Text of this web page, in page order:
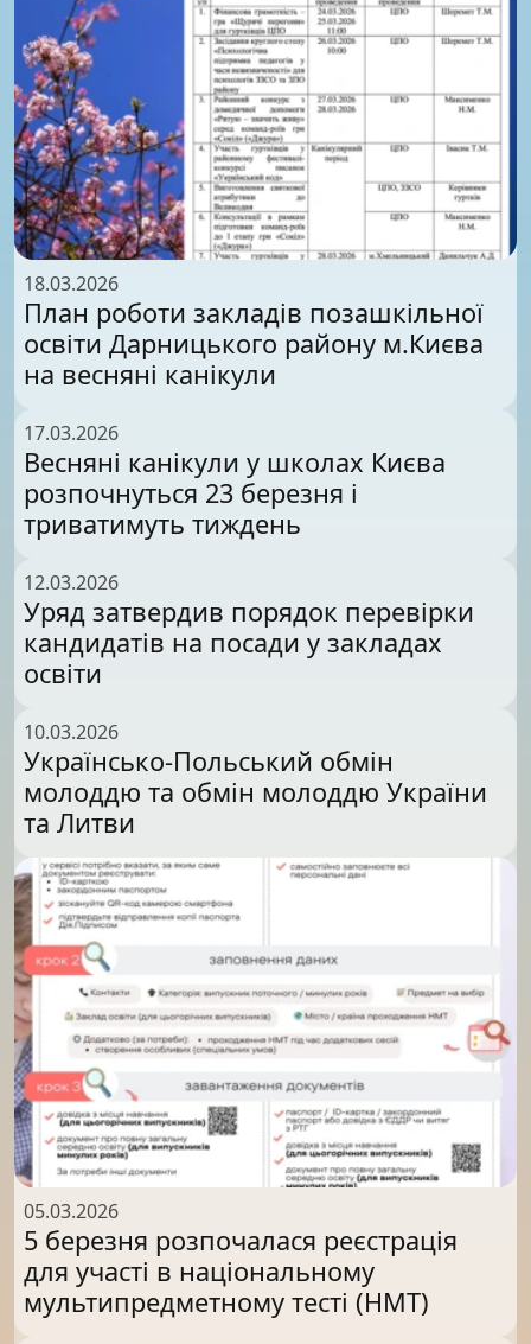
18.03.2026
План роботи закладів позашкільної
освіти Дарницького району м.Києва
на весняні канікули
17.03.2026
Весняні канікули у школах Києва
розпочнуться 23 березня і
триватимуть тиждень
12.03.2026
Уряд затвердив порядок перевірки
кандидатів на посади у закладах
освіти
10.03.2026
Українсько-Польський обмін
молоддю та обмін молоддю України
та Литви
05.03.2026
5 березня розпочалася реєстрація
для участі в національному
мультипредметному тесті (НМТ)